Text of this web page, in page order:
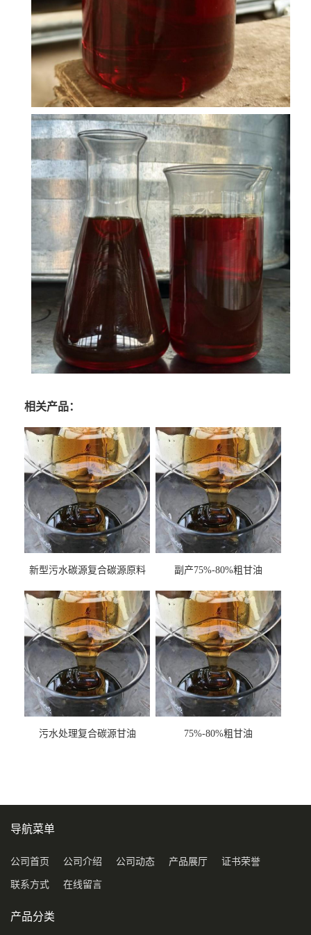
相关产品：
新型污水碳源复合碳源原料
副产75%-80%粗甘油
污水处理复合碳源甘油
75%-80%粗甘油
导航菜单
公司首页 公司介绍 公司动态 产品展厅 证书荣誉
联系方式 在线留言
产品分类